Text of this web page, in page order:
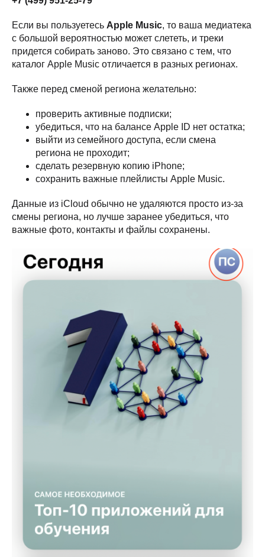
Если вы пользуетесь Apple Music, то ваша медиатека
с большой вероятностью может слететь, и треки
придется собирать заново. Это связано с тем, что
каталог Apple Music отличается в разных регионах.
Также перед сменой региона желательно:
проверить активные подписки;
убедиться, что на балансе Apple ID нет остатка;
выйти из семейного доступа, если смена
региона не проходит;
сделать резервную копию iPhone;
сохранить важные плейлисты Apple Music.
Данные из iCloud обычно не удаляются просто из-за
смены региона, но лучше заранее убедиться, что
важные фото, контакты и файлы сохранены.